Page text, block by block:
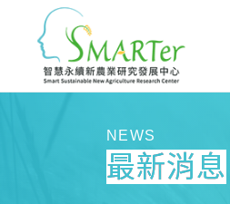
NEWS
最新消息